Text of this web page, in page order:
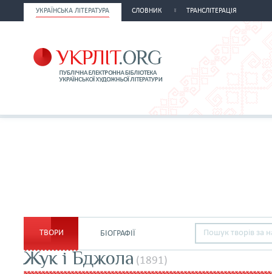
УКРАЇНСЬКА ЛІТЕРАТУРА СЛОВНИК ТРАНСЛІТЕРАЦІЯ
ТВОРИ БІОГРАФІЇ
Жук і Бджола (1891)